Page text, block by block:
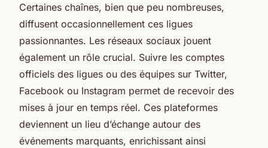
Certaines chaînes, bien que peu nombreuses,
diffusent occasionnellement ces ligues
passionnantes. Les réseaux sociaux jouent
également un rôle crucial. Suivre les comptes
officiels des ligues ou des équipes sur Twitter,
Facebook ou Instagram permet de recevoir des
mises à jour en temps réel. Ces plateformes
deviennent un lieu d’échange autour des
événements marquants, enrichissant ainsi